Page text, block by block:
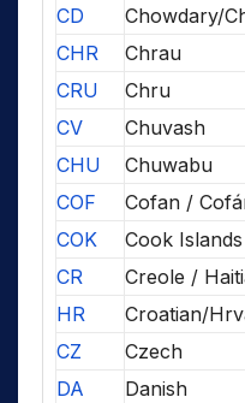
CD
Chowdary/
CHR
Chrau
CRU
Chru
CV
Chuvash
CHU
Chuwabu
COF
Cofan /
COK
Cook
CR
Creole /
HR
Croatian/
CZ
Czech
DA
Danish